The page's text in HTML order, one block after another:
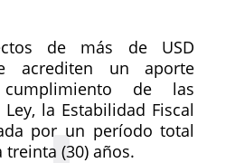
de más de USD
acrediten un aporte
de las
la Estabilidad Fiscal
por un período total
(30) años.